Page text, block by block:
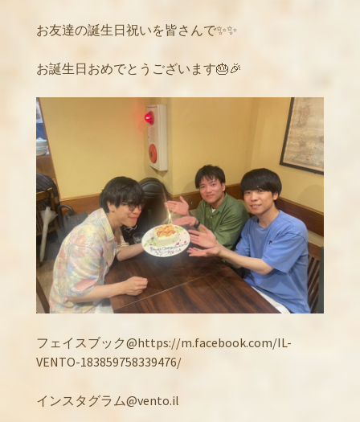
お友達の誕生日祝いを皆さんで✨✨
お誕生日おめでとうございます🎂🎉
フェイスブック@https://m.facebook.com/IL-
VENTO-183859758339476/
インスタグラム@vento.il